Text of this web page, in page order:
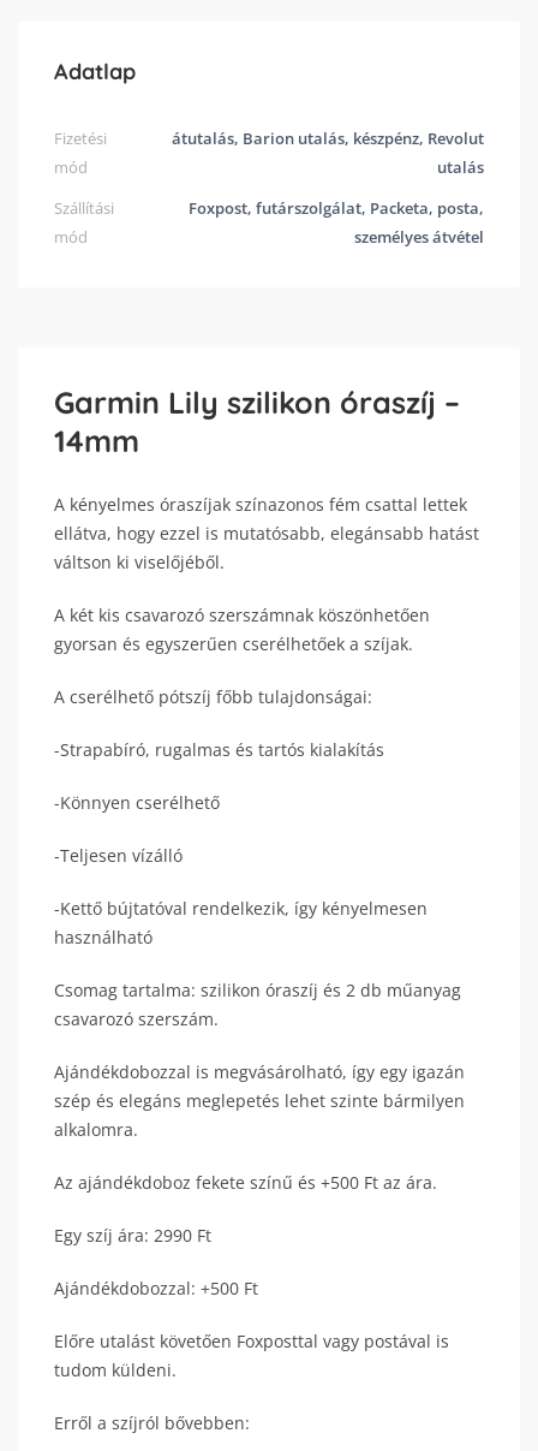
Adatlap
Fizetési
mód
átutalás, Barion utalás, készpénz, Revolut
utalás
Szállítási
mód
Foxpost, futárszolgálat, Packeta, posta,
személyes átvétel
Garmin Lily szilikon óraszíj –
14mm
A kényelmes óraszíjak színazonos fém csattal lettek
ellátva, hogy ezzel is mutatósabb, elegánsabb hatást
váltson ki viselőjéből.
A két kis csavarozó szerszámnak köszönhetően
gyorsan és egyszerűen cserélhetőek a szíjak.
A cserélhető pótszíj főbb tulajdonságai:
-Strapabíró, rugalmas és tartós kialakítás
-Könnyen cserélhető
-Teljesen vízálló
-Kettő bújtatóval rendelkezik, így kényelmesen
használható
Csomag tartalma: szilikon óraszíj és 2 db műanyag
csavarozó szerszám.
Ajándékdobozzal is megvásárolható, így egy igazán
szép és elegáns meglepetés lehet szinte bármilyen
alkalomra.
Az ajándékdoboz fekete színű és +500 Ft az ára.
Egy szíj ára: 2990 Ft
Ajándékdobozzal: +500 Ft
Előre utalást követően Foxposttal vagy postával is
tudom küldeni.
Erről a szíjról bővebben: